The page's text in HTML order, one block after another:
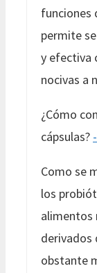
funciones
permite
y efectiva
nocivas a
¿Cómo
cápsulas?
Como se
los
alimentos
derivados
obstante